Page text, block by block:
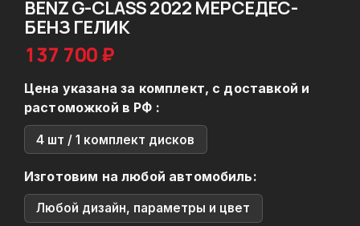
BENZ G-CLASS 2022 МЕРСЕДЕС-
БЕНЗ ГЕЛИК
137 700 ₽
Цена указана за комплект, с доставкой и
растоможкой в РФ :
4 шт / 1 комплект дисков
Изготовим на любой автомобиль:
Любой дизайн, параметры и цвет